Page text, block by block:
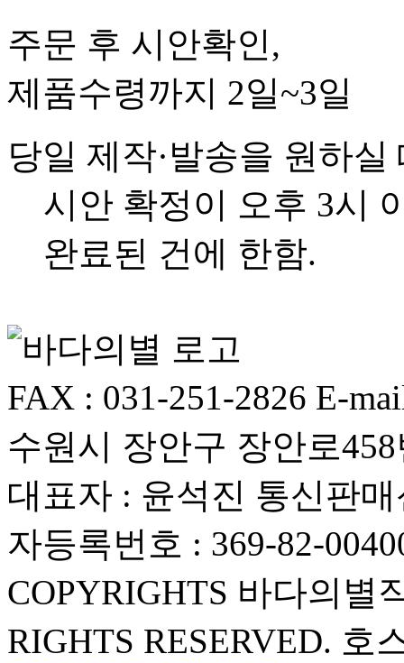
주문 후 시안확인,
제품수령까지 2일~3일
당일 제작·발송을 원하실
시안 확정이 오후 3시
완료된 건에 한함.
FAX : 031-251-2826 E-
수원시 장안구 장안로
대표자 : 윤석진 통신판
자등록번호 : 369-82-
COPYRIGHTS 바다의별
RIGHTS RESERVED. 호